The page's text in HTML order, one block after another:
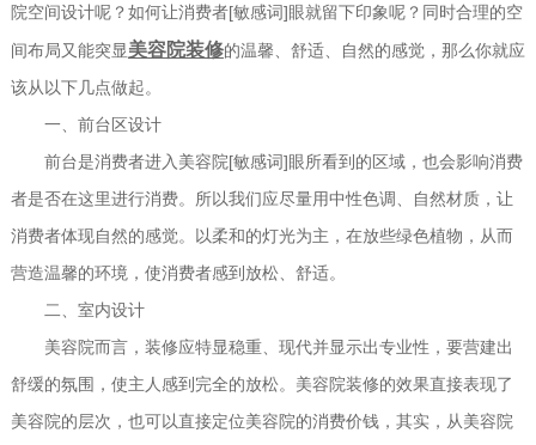
院空间设计呢？如何让消费者[敏感词]眼就留下印象呢？同时合理的空
间布局又能突显美容院装修的温馨、舒适、自然的感觉，那么你就应
该从以下几点做起。
一、前台区设计
前台是消费者进入美容院[敏感词]眼所看到的区域，也会影响消费
者是否在这里进行消费。所以我们应尽量用中性色调、自然材质，让
消费者体现自然的感觉。以柔和的灯光为主，在放些绿色植物，从而
营造温馨的环境，使消费者感到放松、舒适。
二、室内设计
美容院而言，装修应特显稳重、现代并显示出专业性，要营建出
舒缓的氛围，使主人感到完全的放松。美容院装修的效果直接表现了
美容院的层次，也可以直接定位美容院的消费价钱，其实，从美容院